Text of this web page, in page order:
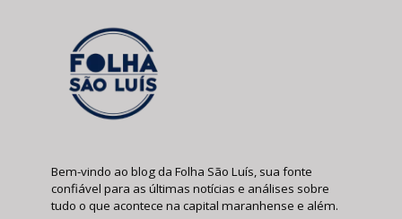
Bem-vindo ao blog da Folha São Luís, sua fonte
confiável para as últimas notícias e análises sobre
tudo o que acontece na capital maranhense e além.